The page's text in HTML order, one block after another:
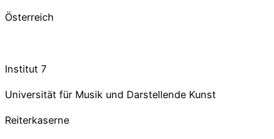
Österreich
Institut 7
Universität für Musik und Darstellende Kunst
Reiterkaserne